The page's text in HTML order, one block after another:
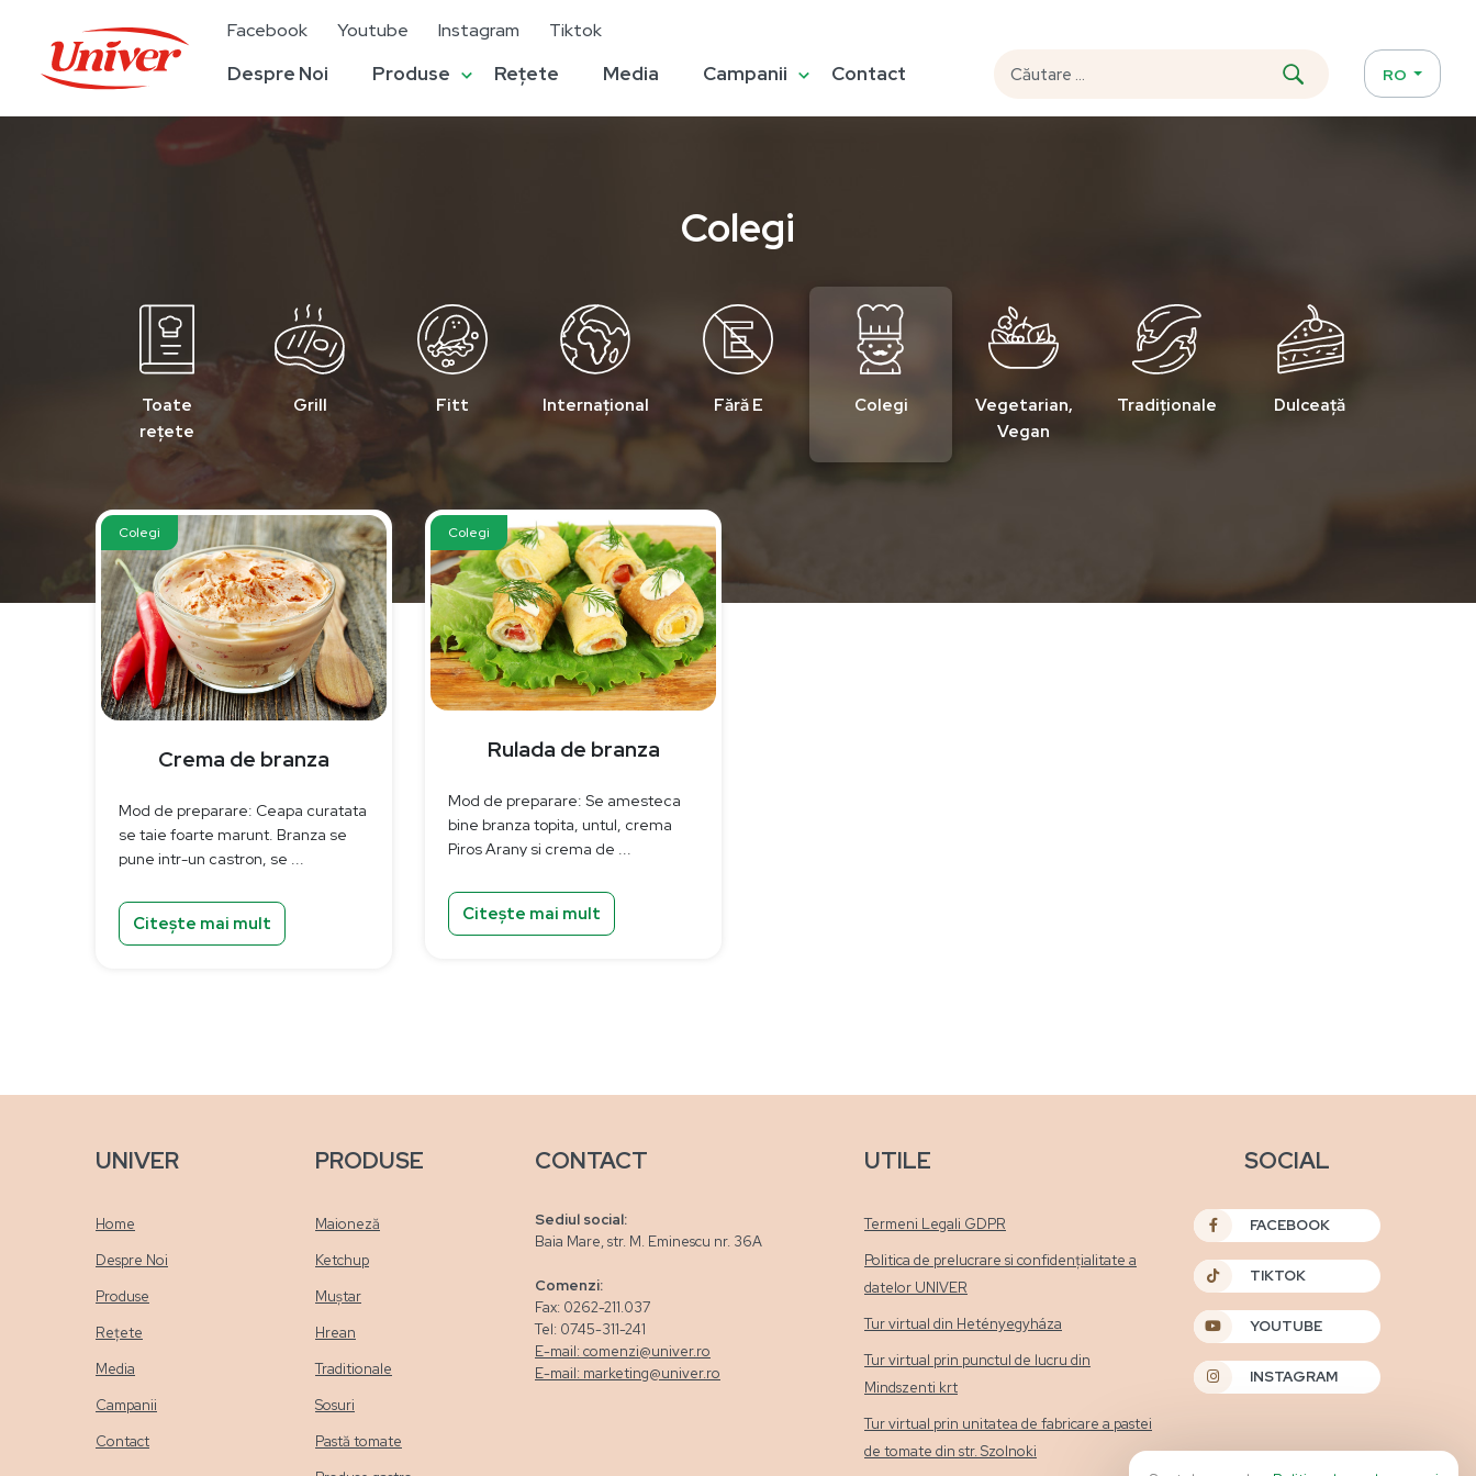
Facebook Youtube Instagram Tiktok
Despre Noi Produse Rețete Media Campanii Contact RO
Colegi
Toate
rețete
Grill Fitt Internațional Fără E Colegi
Vegetarian,
Vegan
Tradiționale Dulceață
Colegi
Crema de branza
Mod de preparare: Ceapa curatata
se taie foarte marunt. Branza se
pune intr-un castron, se ...
Citește mai mult
Colegi
Rulada de branza
Mod de preparare: Se amesteca
bine branza topita, untul, crema
Piros Arany si crema de ...
Citește mai mult
UNIVER
Home
Despre Noi
Produse
Rețete
Media
Campanii
Contact
PRODUSE
Maioneză
Ketchup
Muștar
Hrean
Traditionale
Sosuri
Pastă tomate
CONTACT
Sediul social:
Baia Mare, str. M. Eminescu nr. 36A
Comenzi:
Fax: 0262-211.037
Tel: 0745-311-241
E-mail: comenzi@univer.ro
E-mail: marketing@univer.ro
UTILE
Termeni Legali GDPR
Politica de prelucrare si confidențialitate a
datelor UNIVER
Tur virtual din Hetényegyháza
Tur virtual prin punctul de lucru din
Mindszenti krt
Tur virtual prin unitatea de fabricare a pastei
de tomate din str. Szolnoki
SOCIAL
FACEBOOK
TIKTOK
YOUTUBE
INSTAGRAM